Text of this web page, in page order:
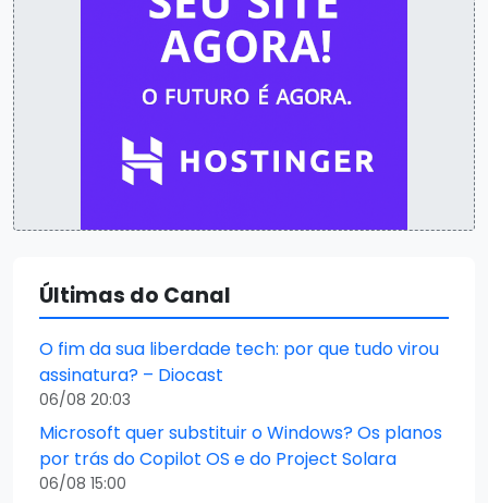
Últimas do Canal
O fim da sua liberdade tech: por que tudo virou
assinatura? – Diocast
06/08 20:03
Microsoft quer substituir o Windows? Os planos
por trás do Copilot OS e do Project Solara
06/08 15:00